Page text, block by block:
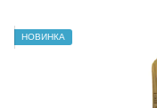
НОВИНКА